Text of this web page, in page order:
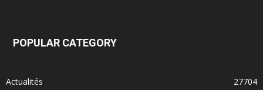
POPULAR CATEGORY
Actualités
27704